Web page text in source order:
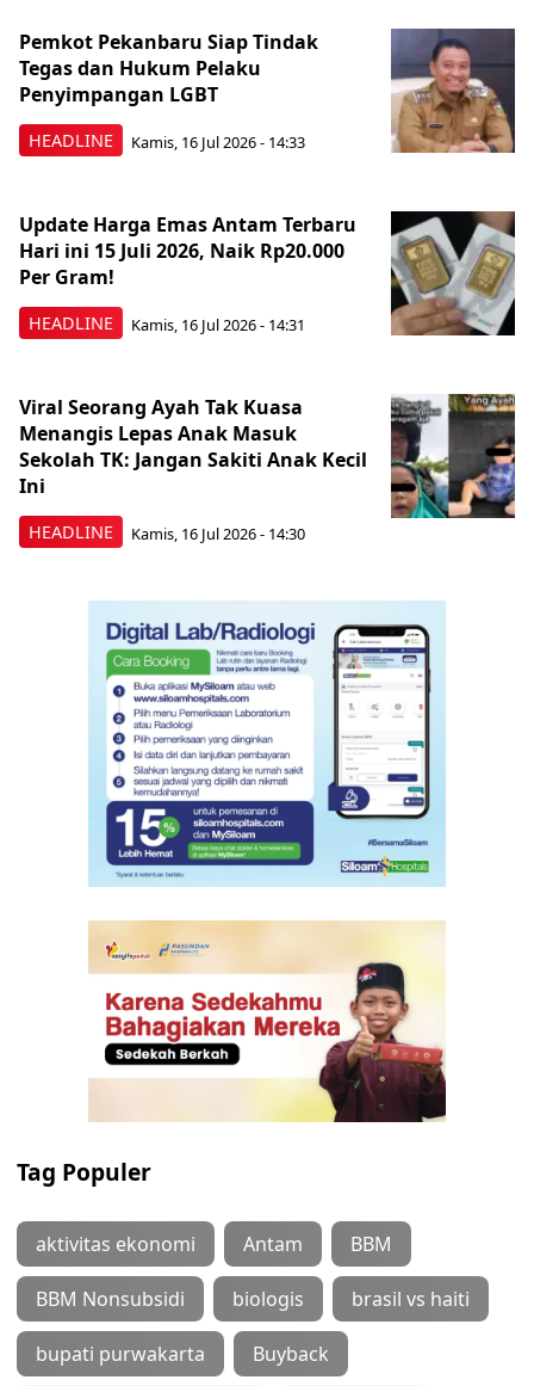
HEADLINE
Pemkot Pekanbaru Siap Tindak
Tegas dan Hukum Pelaku
Penyimpangan LGBT
Kamis, 16 Jul 2026 - 14:33
HEADLINE
Update Harga Emas Antam Terbaru
Hari ini 15 Juli 2026, Naik Rp20.000
Per Gram!
Kamis, 16 Jul 2026 - 14:31
HEADLINE
Viral Seorang Ayah Tak Kuasa
Menangis Lepas Anak Masuk
Sekolah TK: Jangan Sakiti Anak Kecil
Ini
Kamis, 16 Jul 2026 - 14:30
Tag Populer
aktivitas ekonomi Antam BBM
BBM Nonsubsidi biologis brasil vs haiti
bupati purwakarta Buyback